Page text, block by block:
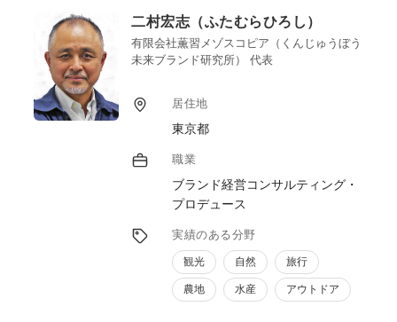
二村宏志（ふたむらひろし）
有限会社薫習メゾスコピア（くんじゅうぼう
未来ブランド研究所） 代表
居住地
東京都
職業
ブランド経営コンサルティング・
プロデュース
実績のある分野
観光 自然 旅行
農地 水産 アウトドア